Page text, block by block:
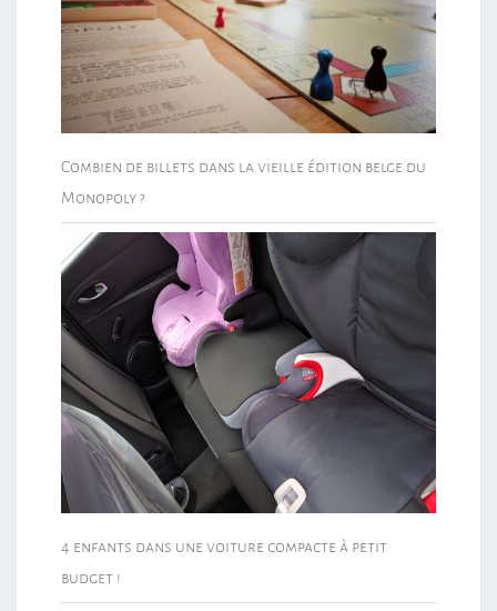
Combien de billets dans la vieille édition belge du
Monopoly ?
4 enfants dans une voiture compacte à petit
budget !